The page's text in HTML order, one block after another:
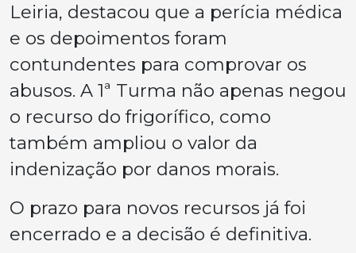
Leiria, destacou que a perícia médica
e os depoimentos foram
contundentes para comprovar os
abusos. A 1ª Turma não apenas negou
o recurso do frigorífico, como
também ampliou o valor da
indenização por danos morais.
O prazo para novos recursos já foi
encerrado e a decisão é definitiva.